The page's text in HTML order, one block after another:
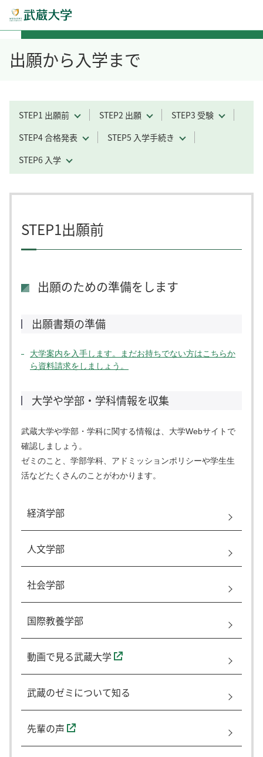
出願から入学まで
STEP1 出願前 STEP2 出願
STEP3 受験
STEP4 合格発表
STEP5 入学手続き
STEP6 入学
STEP1出願前
出願のための準備をします
出願書類の準備
大学案内を入手します。まだお持ちでない方はこちらか
ら資料請求をしましょう。
大学や学部・学科情報を収集
武蔵大学や学部・学科に関する情報は、大学Webサイトで
確認しましょう。
ゼミのこと、学部学科、アドミッションポリシーや学生生
活などたくさんのことがわかります。
経済学部
人文学部
社会学部
国際教養学部
動画で見る武蔵大学
武蔵のゼミについて知る
先輩の声